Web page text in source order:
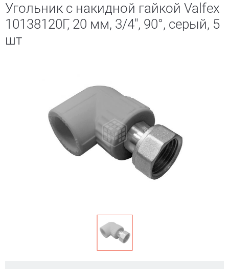
Угольник с накидной гайкой Valfex
10138120Г, 20 мм, 3/4", 90°, серый, 5
шт